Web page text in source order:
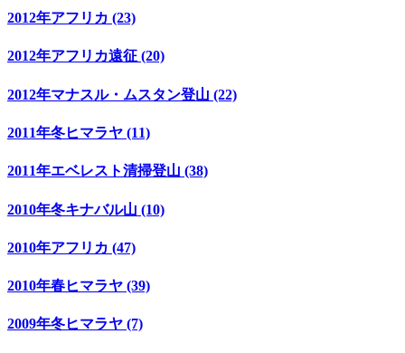
2012年アフリカ (23)
2012年アフリカ遠征 (20)
2012年マナスル・ムスタン登山 (22)
2011年冬ヒマラヤ (11)
2011年エベレスト清掃登山 (38)
2010年冬キナバル山 (10)
2010年アフリカ (47)
2010年春ヒマラヤ (39)
2009年冬ヒマラヤ (7)